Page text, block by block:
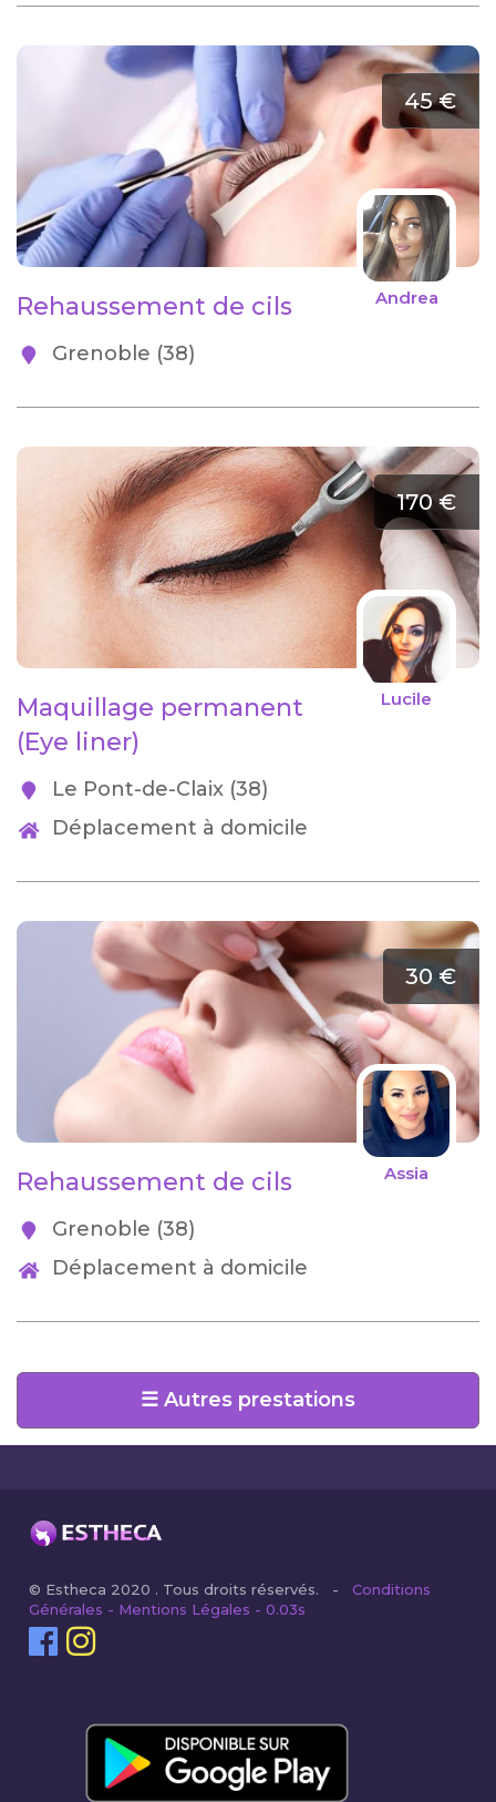
45 €
Andrea
Rehaussement de cils
Grenoble (38)
170 €
Lucile
Maquillage permanent
(Eye liner)
Le Pont-de-Claix (38)
Déplacement à domicile
30 €
Assia
Rehaussement de cils
Grenoble (38)
Déplacement à domicile
☰ Autres prestations
© Estheca 2020 . Tous droits réservés. -Conditions
Générales - Mentions Légales - 0.03s